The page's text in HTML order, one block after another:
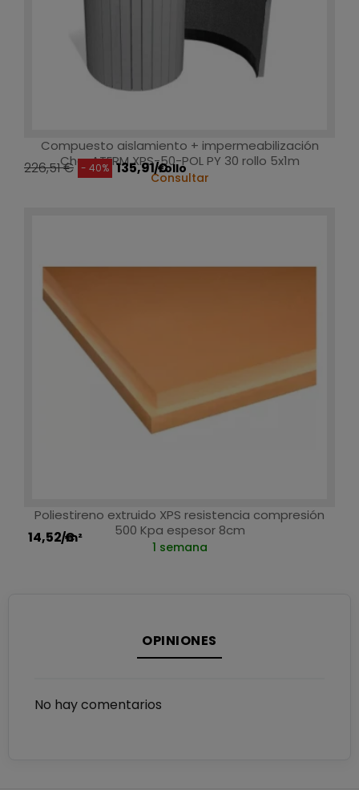
Compuesto aislamiento + impermeabilización
ChovATERM XPS-50-POL PY 30 rollo 5x1m
226,51 € - 40% 135,91 €/rollo
Consultar
Poliestireno extruido XPS resistencia compresión
500 Kpa espesor 8cm
14,52 €
/m²
1 semana
OPINIONES
No hay comentarios